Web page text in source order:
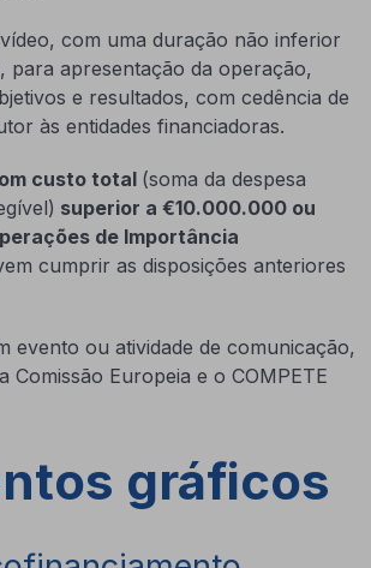
com uma duração não inferior
para apresentação da operação,
e resultados, com cedência de
às entidades financiadoras.
custo total (soma da despesa
superior a €10.000.000 ou
de Importância
cumprir as disposições anteriores
evento ou atividade de comunicação,
Comissão Europeia e o COMPETE
gráficos